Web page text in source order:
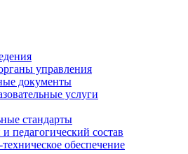
управления
документы
услуги
стандарты
педагогический состав
обеспечение